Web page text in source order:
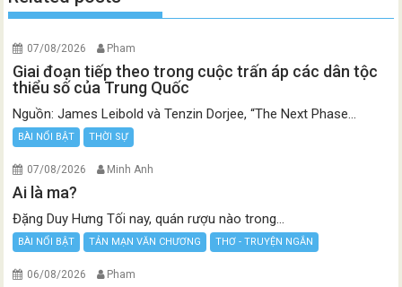
07/08/2026 Pham
Giai đoạn tiếp theo trong cuộc trấn áp các dân tộc
thiểu số của Trung Quốc
Nguồn: James Leibold và Tenzin Dorjee, “The Next Phase...
BÀI NỔI BẬT THỜI SỰ
07/08/2026 Minh Anh
Ai là ma?
Đặng Duy Hưng Tối nay, quán rượu nào trong...
BÀI NỔI BẬT TẢN MẠN VĂN CHƯƠNG THƠ - TRUYỆN NGẮN
06/08/2026 Pham